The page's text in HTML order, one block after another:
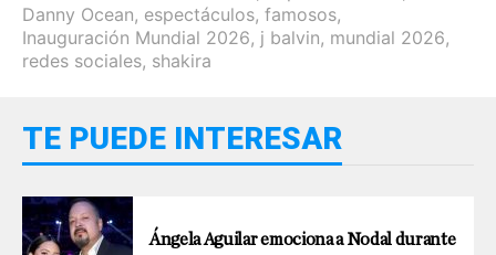
Danny Ocean, espectáculos, famosos,
Inauguración Mundial 2026, j balvin, mundial 2026,
redes sociales, shakira
TE PUEDE INTERESAR
Ángela Aguilar emociona a Nodal durante